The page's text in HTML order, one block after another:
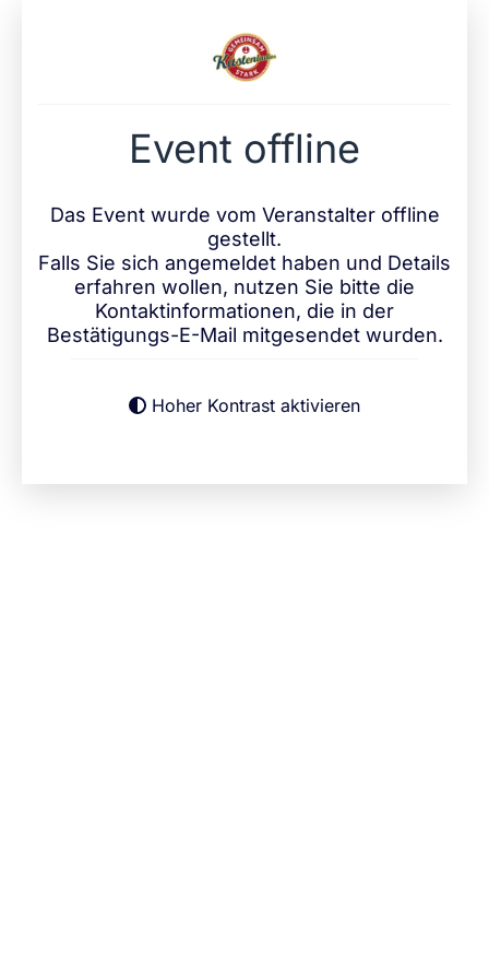
Event offline
Das Event wurde vom Veranstalter offline
gestellt.
Falls Sie sich angemeldet haben und Details
erfahren wollen, nutzen Sie bitte die
Kontaktinformationen, die in der
Bestätigungs-E-Mail mitgesendet wurden.
Hoher Kontrast aktivieren